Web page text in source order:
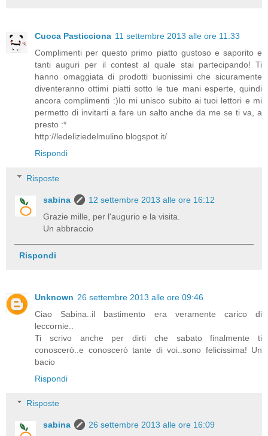
Cuoca Pasticciona 11 settembre 2013 alle ore 11:33
Complimenti per questo primo piatto gustoso e saporito e
tanti auguri per il contest al quale stai partecipando! Ti
hanno omaggiata di prodotti buonissimi che sicuramente
diventeranno ottimi piatti sotto le tue mani esperte, quindi
ancora complimenti :)Io mi unisco subito ai tuoi lettori e mi
permetto di invitarti a fare un salto anche da me se ti va, a
presto :*
http://ledeliziedelmulino.blogspot.it/
Rispondi
Risposte
sabina
12 settembre 2013 alle ore 16:12
Grazie mille, per l'augurio e la visita.
Un abbraccio
Rispondi
Unknown 26 settembre 2013 alle ore 09:46
Ciao Sabina..il bastimento era veramente carico di
leccornie..
Ti scrivo anche per dirti che sabato finalmente ti
conoscerò..e conoscerò tante di voi..sono felicissima! Un
bacio
Rispondi
Risposte
sabina
26 settembre 2013 alle ore 16:09